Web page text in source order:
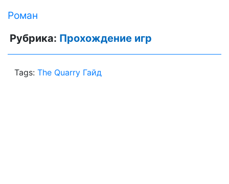
Роман
Рубрика: Прохождение игр
Tags: The Quarry Гайд